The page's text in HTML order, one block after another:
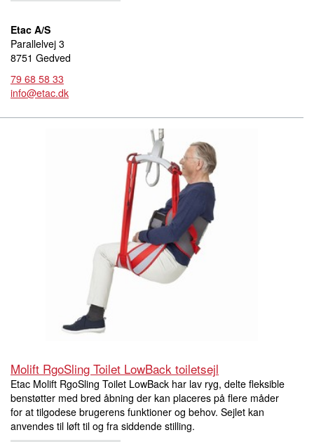
Etac A/S
Parallelvej 3
8751 Gedved
79 68 58 33
info@etac.dk
Molift RgoSling Toilet LowBack toiletsejl
Etac Molift RgoSling Toilet LowBack har lav ryg, delte fleksible
benstøtter med bred åbning der kan placeres på flere måder
for at tilgodese brugerens funktioner og behov. Sejlet kan
anvendes til løft til og fra siddende stilling.